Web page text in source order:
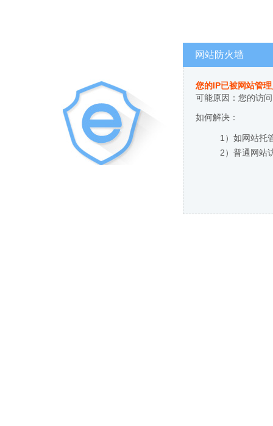
网站防火墙
您的IP已被网站管
可能原因：您的访
如何解决：
1）如网站托
2）普通网站